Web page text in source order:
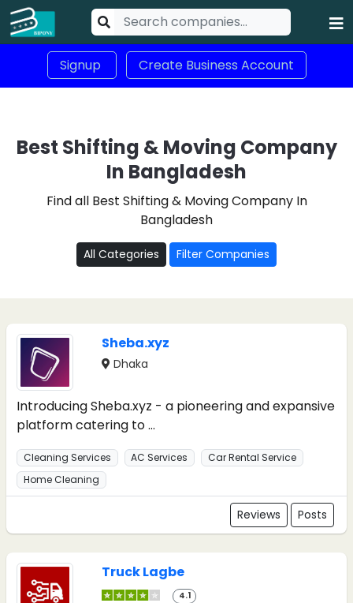
Signup Create Business Account
Best Shifting & Moving Company
In Bangladesh
Find all Best Shifting & Moving Company In
Bangladesh
All Categories Filter Companies
Sheba.xyz
Dhaka
Introducing Sheba.xyz - a pioneering and expansive
platform catering to ...
Cleaning Services AC Services
Car Rental Service
Home Cleaning
Reviews Posts
Truck Lagbe
4.1